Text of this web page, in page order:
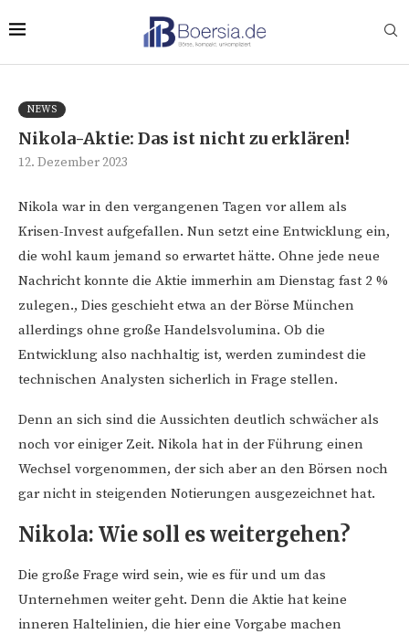
NEWS
Nikola-Aktie: Das ist nicht zu erklären!
12. Dezember 2023
Nikola war in den vergangenen Tagen vor allem als
Krisen-Invest aufgefallen. Nun setzt eine Entwicklung ein,
die wohl kaum jemand so erwartet hätte. Ohne jede neue
Nachricht konnte die Aktie immerhin am Dienstag fast 2 %
zulegen., Dies geschieht etwa an der Börse München
allerdings ohne große Handelsvolumina. Ob die
Entwicklung also nachhaltig ist, werden zumindest die
technischen Analysten sicherlich in Frage stellen.
Denn an sich sind die Aussichten deutlich schwächer als
noch vor einiger Zeit. Nikola hat in der Führung einen
Wechsel vorgenommen, der sich aber an den Börsen noch
gar nicht in steigenden Notierungen ausgezeichnet hat.
Nikola: Wie soll es weitergehen?
Die große Frage wird sein, wie es für und um das
Unternehmen weiter geht. Denn die Aktie hat keine
inneren Haltelinien, die hier eine Vorgabe machen